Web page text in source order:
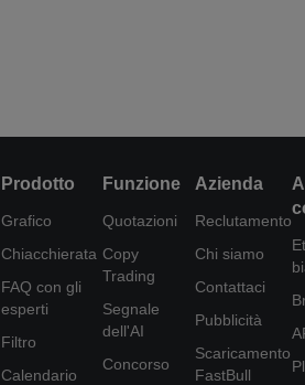
Prodotto
Grafico
Chiacchierata
FAQ con gli
esperti
Filtro
Calendario
Funzione
Quotazioni
Copy
Trading
Segnale
dell'AI
Concorso
Azienda
Reclutamento
Chi siamo
Contattaci
Pubblicità
Scaricamento
FastBull